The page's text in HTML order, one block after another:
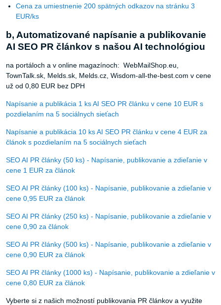
Cena za umiestnenie 200 spätných odkazov na stránku 3
EUR/ks
b, Automatizované napísanie a publikovanie
AI SEO PR článkov s našou AI technológiou
na portáloch a v online magazínoch: WebMailShop.eu,
TownTalk.sk, Melds.sk, Melds.cz, Wisdom-all-the-best.com v cene
už od 0,80 EUR bez DPH
Napísanie a publikácia 1 ks AI SEO PR článku v cene 10 EUR s
pozdielaním na 5 sociálnych sieťach
Napísanie a publikácia 10 ks AI SEO PR článku v cene 4 EUR za
článok s pozdielaním na 5 sociálnych sieťach
SEO AI PR články (50 ks) - Napísanie, publikovanie a zdieľanie v
cene 1 EUR za článok
SEO AI PR články (100 ks) - Napísanie, publikovanie a zdieľanie v
cene 0,95 EUR za článok
SEO AI PR články (250 ks) - Napísanie, publikovanie a zdieľanie v
cene 0,90 za článok
SEO AI PR články (500 ks) - Napísanie, publikovanie a zdieľanie v
cene 0,90 EUR za článok
SEO AI PR články (1000 ks) - Napísanie, publikovanie a zdieľanie v
cene 0,80 EUR za článok
Vyberte si z našich možností publikovania PR článkov a využite